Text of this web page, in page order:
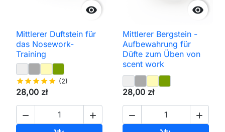

Mittlerer Duftstein für
das Nosework-
Training
starstarstarstarstar (2)
28,00 zł
 

Mittlerer Bergstein -
Aufbewahrung für
Düfte zum Üben von
scent work
28,00 zł
 